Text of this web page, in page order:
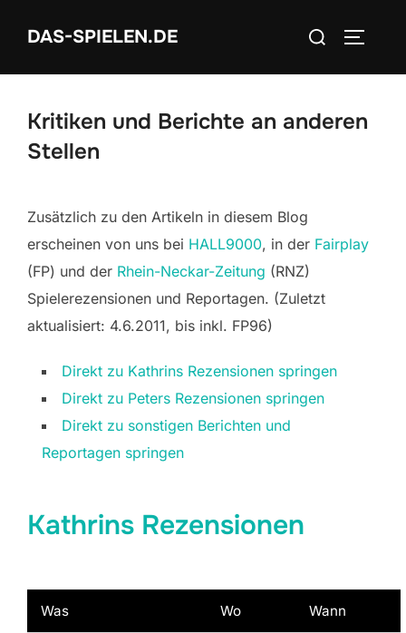
InhaltDAS-SPIELEN.DE
Suchen
Kritiken und Berichte an anderen
Stellen
Zusätzlich zu den Artikeln in diesem Blog
erscheinen von uns bei HALL9000, in der Fairplay
(FP) und der Rhein-Neckar-Zeitung (RNZ)
Spielerezensionen und Reportagen. (Zuletzt
aktualisiert: 4.6.2011, bis inkl. FP96)
Direkt zu Kathrins Rezensionen springen
Direkt zu Peters Rezensionen springen
Direkt zu sonstigen Berichten und
Reportagen springen
Kathrins Rezensionen
Was Wo Wann